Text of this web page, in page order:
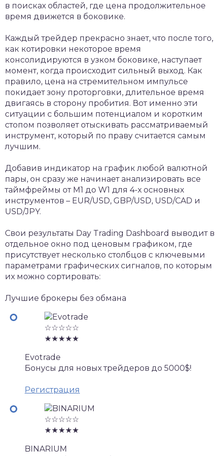
в поисках областей, где цена продолжительное
время движется в боковике.
Каждый трейдер прекрасно знает, что после того,
как котировки некоторое время
консолидируются в узком боковике, наступает
момент, когда происходит сильный выход. Как
правило, цена на стремительном импульсе
покидает зону проторговки, длительное время
двигаясь в сторону пробития. Вот именно эти
ситуации с большим потенциалом и коротким
стопом позволяет отыскивать рассматриваемый
инструмент, который по праву считается самым
лучшим.
Добавив индикатор на график любой валютной
пары, он сразу же начинает анализировать все
таймфреймы от М1 до W1 для 4-х основных
инструментов – EUR/USD, GBP/USD, USD/CAD и
USD/JPY.
Свои результаты Day Trading Dashboard выводит в
отдельное окно под ценовым графиком, где
присутствует несколько столбцов с ключевыми
параметрами графических сигналов, по которым
их можно сортировать:
Лучшие брокеры без обмана
☆☆☆☆☆
★★★★★
Evotrade
Бонусы для новых трейдеров до 5000$!
Регистрация
☆☆☆☆☆
★★★★★
BINARIUM